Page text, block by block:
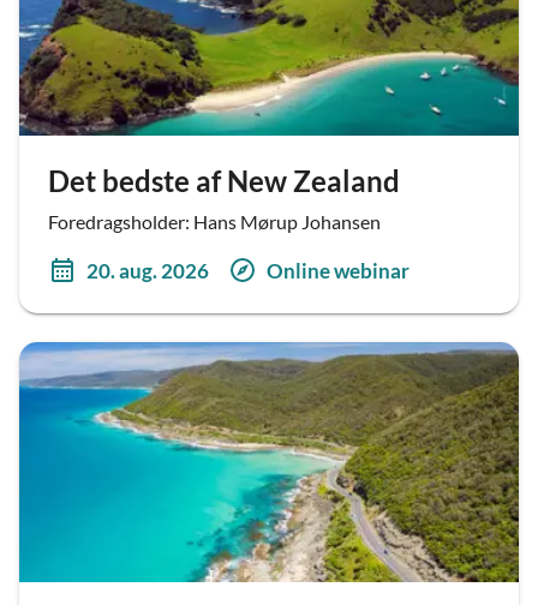
Det bedste af New Zealand
Foredragsholder: Hans Mørup Johansen
20. aug. 2026 Online webinar